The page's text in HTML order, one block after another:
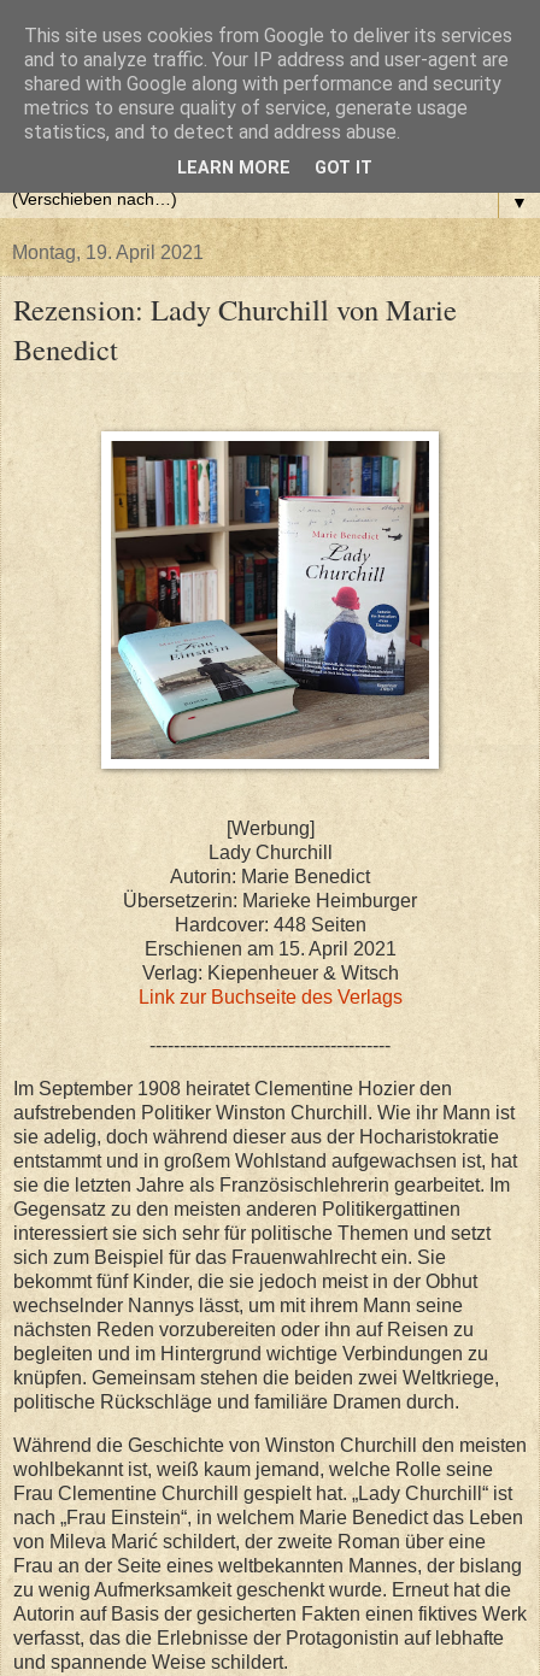
▼
Montag, 19. April 2021
Rezension: Lady Churchill von Marie
Benedict
[Werbung]
Lady Churchill
Autorin: Marie Benedict
Übersetzerin: Marieke Heimburger
Hardcover: 448 Seiten
Erschienen am 15. April 2021
Verlag: Kiepenheuer & Witsch
Link zur Buchseite des Verlags
----------------------------------------
Im September 1908 heiratet Clementine Hozier den
aufstrebenden Politiker Winston Churchill. Wie ihr Mann ist
sie adelig, doch während dieser aus der Hocharistokratie
entstammt und in großem Wohlstand aufgewachsen ist, hat
sie die letzten Jahre als Französischlehrerin gearbeitet. Im
Gegensatz zu den meisten anderen Politikergattinen
interessiert sie sich sehr für politische Themen und setzt
sich zum Beispiel für das Frauenwahlrecht ein. Sie
bekommt fünf Kinder, die sie jedoch meist in der Obhut
wechselnder Nannys lässt, um mit ihrem Mann seine
nächsten Reden vorzubereiten oder ihn auf Reisen zu
begleiten und im Hintergrund wichtige Verbindungen zu
knüpfen. Gemeinsam stehen die beiden zwei Weltkriege,
politische Rückschläge und familiäre Dramen durch.
Während die Geschichte von Winston Churchill den meisten
wohlbekannt ist, weiß kaum jemand, welche Rolle seine
Frau Clementine Churchill gespielt hat. „Lady Churchill“ ist
nach „Frau Einstein“, in welchem Marie Benedict das Leben
von Mileva Marić schildert, der zweite Roman über eine
Frau an der Seite eines weltbekannten Mannes, der bislang
zu wenig Aufmerksamkeit geschenkt wurde. Erneut hat die
Autorin auf Basis der gesicherten Fakten einen fiktives Werk
verfasst, das die Erlebnisse der Protagonistin auf lebhafte
und spannende Weise schildert.
This site uses cookies from Google to deliver its services
and to analyze traffic. Your IP address and user-agent are
shared with Google along with performance and security
metrics to ensure quality of service, generate usage
statistics, and to detect and address abuse.
LEARN MORE GOT IT